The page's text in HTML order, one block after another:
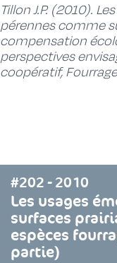
Tillon J.P. (2010).
pérennes comme
compensation
perspectives
coopératif,
#202 - 2010
Les usages
surfaces
espèces
partie)